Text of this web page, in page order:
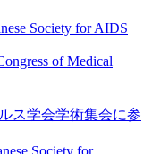
Society for AIDS
of Medical
ス学会学術集会に参
Society for